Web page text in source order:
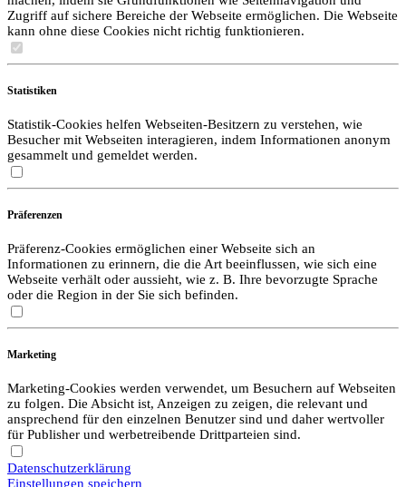
Zugriff auf sichere Bereiche der Webseite ermöglichen. Die Webseite
kann ohne diese Cookies nicht richtig funktionieren.
Statistiken
Statistik-Cookies helfen Webseiten-Besitzern zu verstehen, wie
Besucher mit Webseiten interagieren, indem Informationen anonym
gesammelt und gemeldet werden.
Präferenzen
Präferenz-Cookies ermöglichen einer Webseite sich an
Informationen zu erinnern, die die Art beeinflussen, wie sich eine
Webseite verhält oder aussieht, wie z. B. Ihre bevorzugte Sprache
oder die Region in der Sie sich befinden.
Marketing
Marketing-Cookies werden verwendet, um Besuchern auf Webseiten
zu folgen. Die Absicht ist, Anzeigen zu zeigen, die relevant und
ansprechend für den einzelnen Benutzer sind und daher wertvoller
für Publisher und werbetreibende Drittparteien sind.
Datenschutzerklärung
Einstellungen speichern